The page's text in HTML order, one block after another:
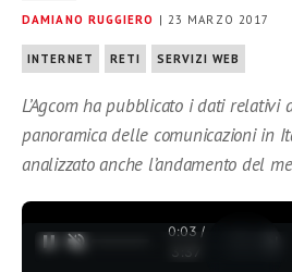
DAMIANO RUGGIERO | 23 MARZO 2017
INTERNET RETI SERVIZI WEB
L’Agcom ha pubblicato i dati relativi
panoramica delle comunicazioni in
analizzato anche l’andamento del
0:03 /
3:37